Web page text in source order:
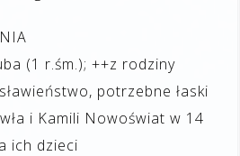
(1 r.śm.); ++z rodziny
potrzebne łaski
i Kamili Nowoświat w 14
ich dzieci